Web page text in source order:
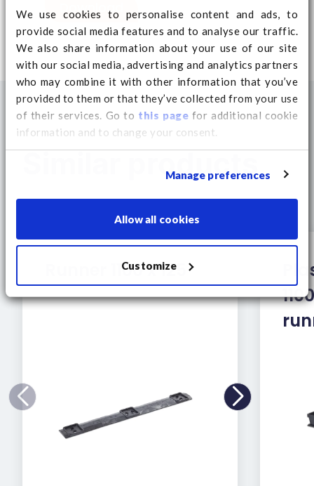
We use cookies to personalise content and ads, to
provide social media features and to analyse our traffic.
We also share information about your use of our site
with our social media, advertising and analytics partners
who may combine it with other information that you’ve
provided to them or that they’ve collected from your use
of their services. Go to this page for additional cookie
information and to change your consent.
Manage preferences
Allow all cookies
Customize
lichtgewicht, maar sterk: weegt
slechts 6.7 kg en ondersteunt tot
2500 kg statisch
nestbaar & stapelbaar: bespaart
opslagruimte
milieuvriendelijk: vervaardigd uit
100% gerecycled kunststof en
volledig recyclebaar
splinters of vochtopname
eenvoudig te hanteren: door het
lage gewicht vermindert fysieke
belasting voor medewerkers
containervervoer: optimale
afmetingen voor efficiënt
Download
Similar products
Runner 1100 x 125